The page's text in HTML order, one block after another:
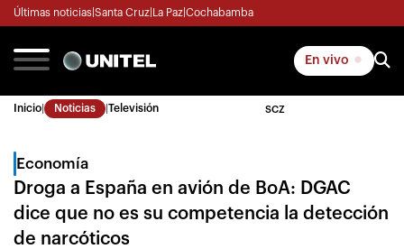
Últimas noticias Santa Cruz La Paz Cochabamba
En vivo
Inicio Noticias Televisión SCZ
Economía
Droga a España en avión de BoA: DGAC
dice que no es su competencia la detección
de narcóticos